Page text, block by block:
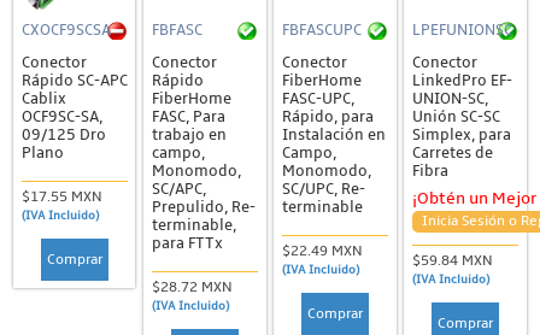
CXOCF9SCSA
Conector
Rápido SC-APC
Cablix
OCF9SC-SA,
09/125 Dro
Plano
$17.55 MXN
(IVA Incluido)
Comprar
FBFASC
Conector
Rápido
FiberHome
FASC, Para
trabajo en
campo,
Monomodo,
SC/APC,
Prepulido, Re-
terminable,
para FTTx
$28.72 MXN
(IVA Incluido)
FBFASCUPC
Conector
FiberHome
FASC-UPC,
Rápido, para
Instalación en
Campo,
Monomodo,
SC/UPC, Re-
terminable
$22.49 MXN
(IVA Incluido)
Comprar
LPEFUNIONSC
Conector
LinkedPro EF-
UNION-SC,
Unión SC-SC
Simplex, para
Carretes de
Fibra
¡Obtén un
Inicia Sesión o
$59.84 MXN
(IVA Incluido)
Comprar